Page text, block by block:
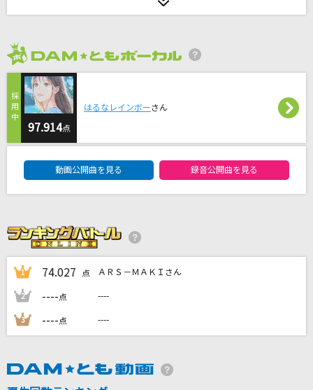
marshmallow justice
伊織
[生音]ひまわりの約束
NEVER FALL IN LOVE AGAIN
サザンオールスターズ
[生音]サウダージ
ポルノグラフィティ
風と町
Mrs. GREEN APPLE
ぎゅっと
97.914点
はるなレインボーさん
動画公開曲を見る 録音公開曲を見る
1 74.027 点 ＡＲＳ－ＭＡＫＩさん
2 ----点 ----
3 ----点 ----